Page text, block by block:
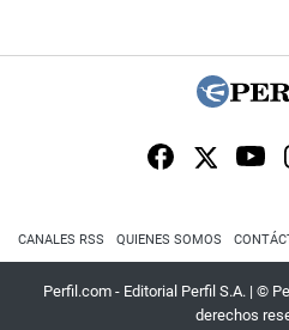
CANALES RSS QUIENES SOMOS
Perfil.com - Editorial Perfil S.A. | ©
derechos